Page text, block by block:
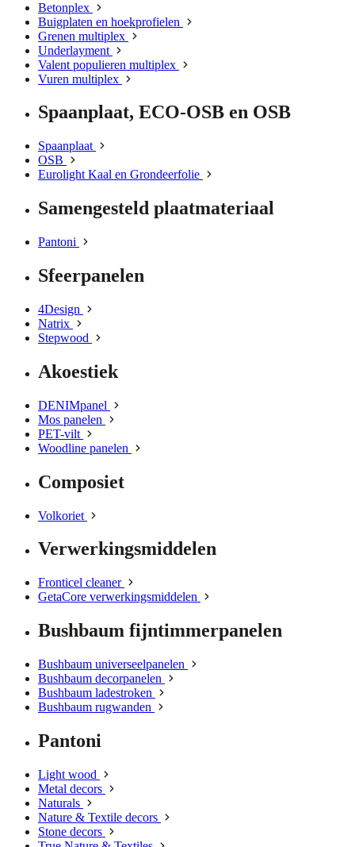
Betonplex
Buigplaten en hoekprofielen
Grenen multiplex
Underlayment
Valent populieren multiplex
Vuren multiplex
Spaanplaat, ECO-OSB en OSB
Spaanplaat
OSB
Eurolight Kaal en Grondeerfolie
Samengesteld plaatmateriaal
Pantoni
Sfeerpanelen
4Design
Natrix
Stepwood
Akoestiek
DENIMpanel
Mos panelen
PET-vilt
Woodline panelen
Composiet
Volkoriet
Verwerkingsmiddelen
Fronticel cleaner
GetaCore verwerkingsmiddelen
Bushbaum fijntimmerpanelen
Bushbaum universeelpanelen
Bushbaum decorpanelen
Bushbaum ladestroken
Bushbaum rugwanden
Pantoni
Light wood
Metal decors
Naturals
Nature & Textile decors
Stone decors